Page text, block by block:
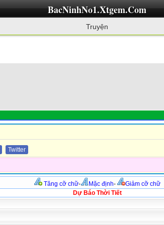
BacNinhNo1.Xtgem.Com
Truyện
Twitter
Tăng cỡ chữ- Mặc định-
Giảm cỡ chữ
Dự Báo Thời Tiết